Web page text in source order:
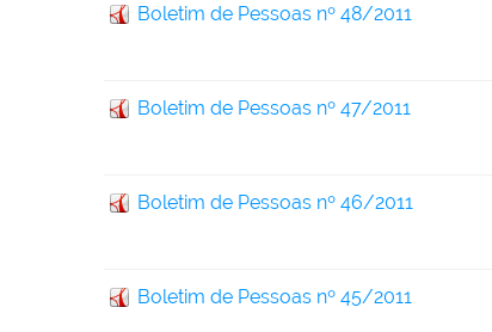
Boletim de Pessoas nº 48/2011
Boletim de Pessoas nº 47/2011
Boletim de Pessoas nº 46/2011
Boletim de Pessoas nº 45/2011